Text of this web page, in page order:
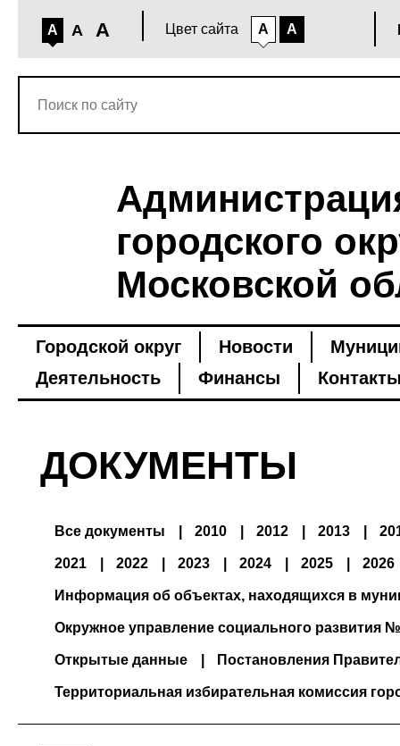
A A A Цвет сайта A A
городского
Московской
Городской округ Новости
Деятельность
Финансы
ДОКУМЕНТЫ
Все документы 2010 2012 2013
2021 2022 2023 2024 2025 2026
Информация об объектах, находящихся в
Окружное управление социального развития
Открытые данные Постановления
Территориальная избирательная комиссия